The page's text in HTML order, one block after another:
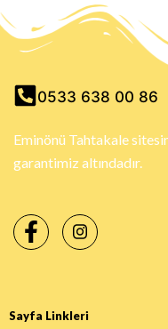
0533 638 00 86
Eminönü Tahtakale
garantimiz altındadır.
Sayfa Linkleri